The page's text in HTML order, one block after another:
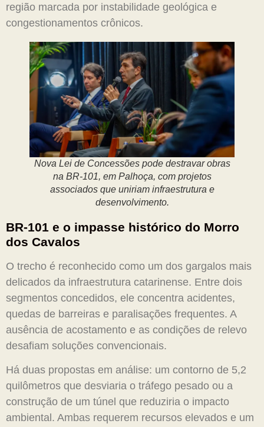
região marcada por instabilidade geológica e
congestionamentos crônicos.
Nova Lei de Concessões pode destravar obras
na BR-101, em Palhoça, com projetos
associados que uniriam infraestrutura e
desenvolvimento.
BR-101 e o impasse histórico do Morro
dos Cavalos
O trecho é reconhecido como um dos gargalos mais
delicados da infraestrutura catarinense. Entre dois
segmentos concedidos, ele concentra acidentes,
quedas de barreiras e paralisações frequentes. A
ausência de acostamento e as condições de relevo
desafiam soluções convencionais.
Há duas propostas em análise: um contorno de 5,2
quilômetros que desviaria o tráfego pesado ou a
construção de um túnel que reduziria o impacto
ambiental. Ambas requerem recursos elevados e um